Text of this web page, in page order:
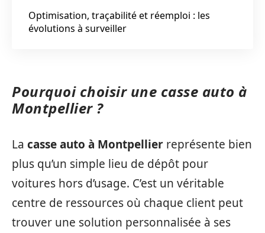
Optimisation, traçabilité et réemploi : les
évolutions à surveiller
Pourquoi choisir une casse auto à
Montpellier ?
La casse auto à Montpellier représente bien
plus qu’un simple lieu de dépôt pour
voitures hors d’usage. C’est un véritable
centre de ressources où chaque client peut
trouver une solution personnalisée à ses